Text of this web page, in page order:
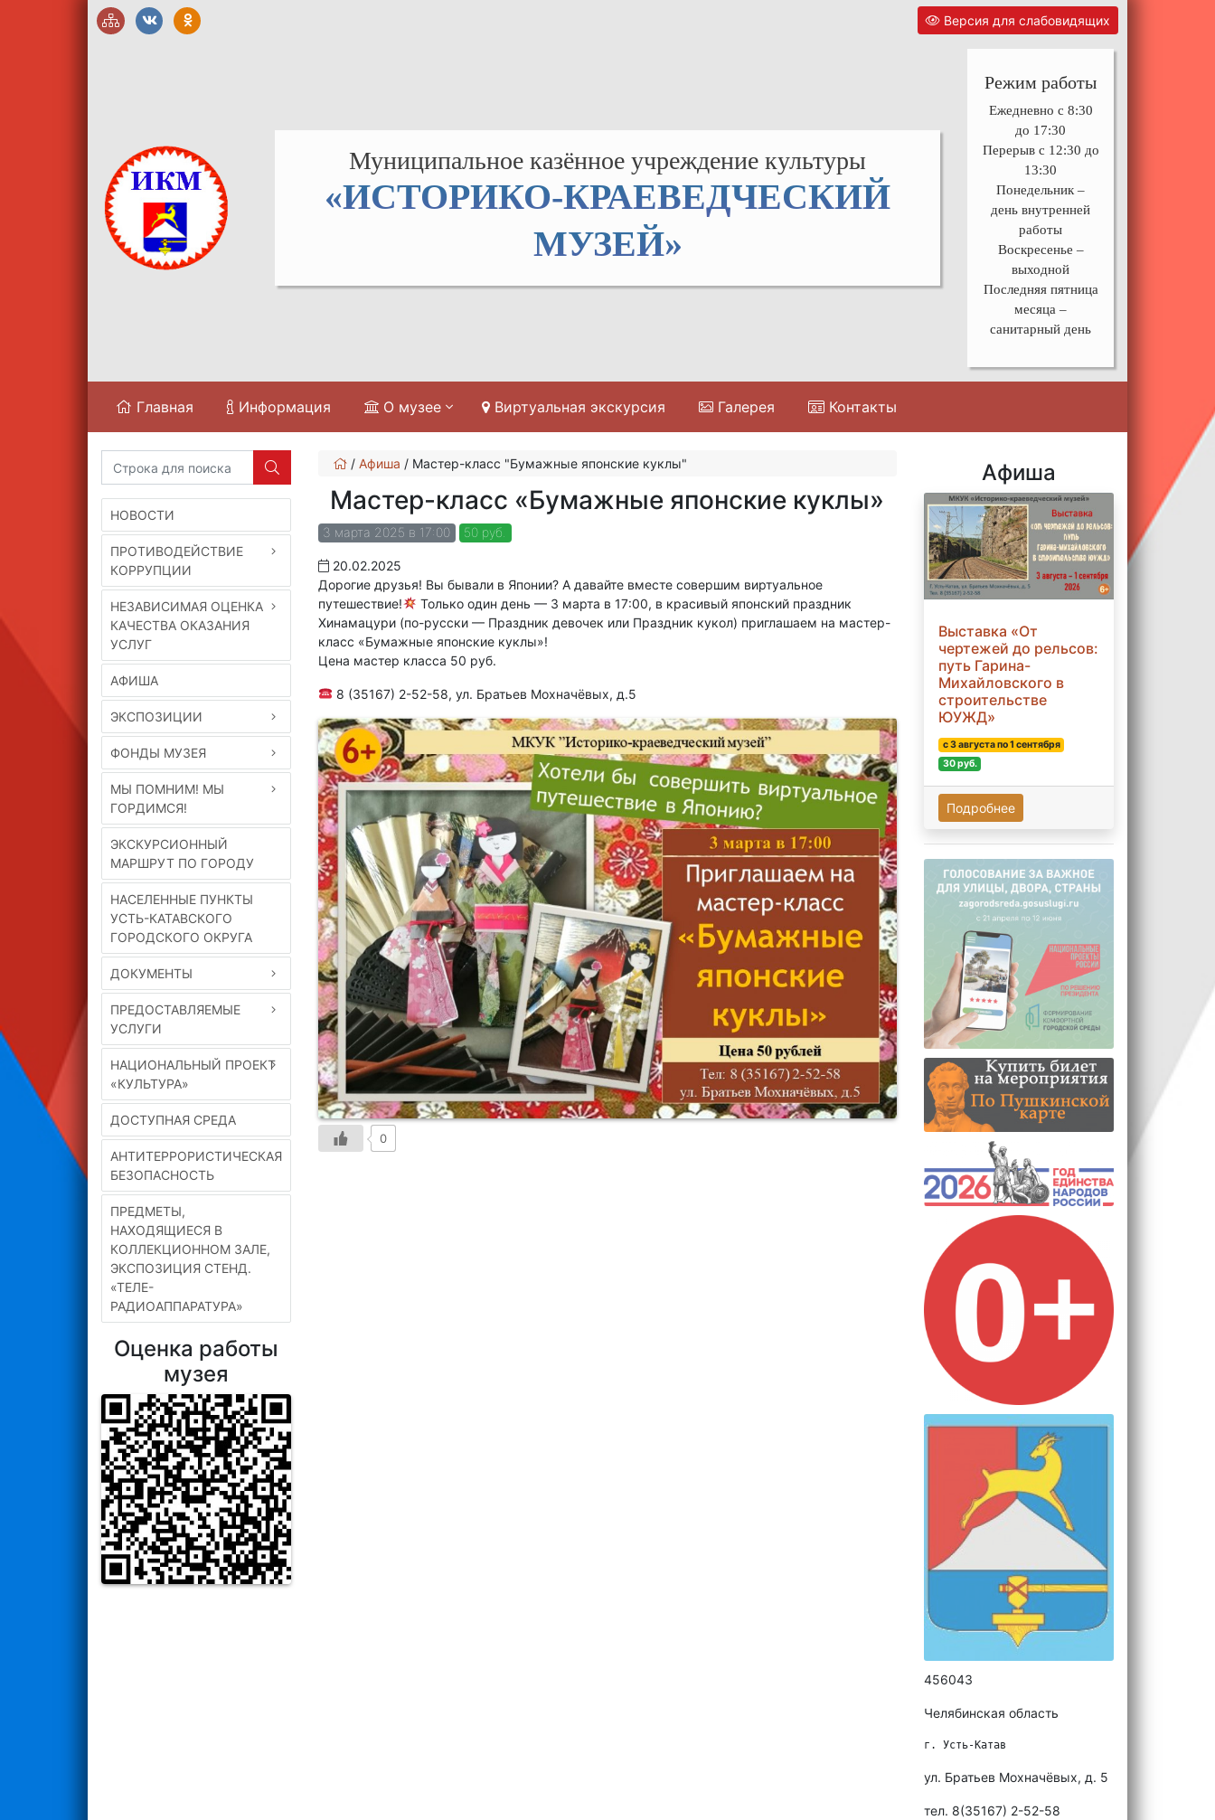
Версия для слабовидящих
Муниципальное казённое учреждение культуры
«ИСТОРИКО-КРАЕВЕДЧЕСКИЙ
МУЗЕЙ»
Режим работы
Ежедневно с 8:30
до 17:30
Перерыв с 12:30 до
13:30
Понедельник –
день внутренней
работы
Воскресенье –
выходной
Последняя пятница
месяца –
санитарный день
Главная Информация О музее Виртуальная экскурсия Галерея Контакты
НОВОСТИ
ПРОТИВОДЕЙСТВИЕ
КОРРУПЦИИ
НЕЗАВИСИМАЯ ОЦЕНКА
КАЧЕСТВА ОКАЗАНИЯ
УСЛУГ
АФИША
ЭКСПОЗИЦИИ
ФОНДЫ МУЗЕЯ
МЫ ПОМНИМ! МЫ
ГОРДИМСЯ!
ЭКСКУРСИОННЫЙ
МАРШРУТ ПО ГОРОДУ
НАСЕЛЕННЫЕ ПУНКТЫ
УСТЬ-КАТАВСКОГО
ГОРОДСКОГО ОКРУГА
ДОКУМЕНТЫ
ПРЕДОСТАВЛЯЕМЫЕ
УСЛУГИ
НАЦИОНАЛЬНЫЙ ПРОЕКТ
«КУЛЬТУРА»
ДОСТУПНАЯ СРЕДА
АНТИТЕРРОРИСТИЧЕСКАЯ
БЕЗОПАСНОСТЬ
ПРЕДМЕТЫ,
НАХОДЯЩИЕСЯ В
КОЛЛЕКЦИОННОМ ЗАЛЕ,
ЭКСПОЗИЦИЯ СТЕНД.
«ТЕЛЕ-
РАДИОАППАРАТУРА»
Оценка работы
музея
/ Афиша / Мастер-класс "Бумажные японские куклы"
Мастер-класс «Бумажные японские куклы»
3 марта 2025 в 17:00 50 руб.
20.02.2025
Дорогие друзья! Вы бывали в Японии? А давайте вместе совершим виртуальное
путешествие!
Только один день — 3 марта в 17:00, в красивый японский праздник
Хинамацури (по-русски — Праздник девочек или Праздник кукол) приглашаем на мастер-
класс «Бумажные японские куклы»!
Цена мастер класса 50 руб.
8 (35167) 2-52-58, ул. Братьев Мохначёвых, д.5
0
Афиша
Выставка «От
чертежей до рельсов:
путь Гарина-
Михайловского в
строительстве
ЮУЖД»
с 3 августа по 1 сентября
30 руб.
Подробнее
456043
Челябинская область
г. Усть-Катав
ул. Братьев Мохначёвых, д. 5
тел. 8(35167) 2-52-58